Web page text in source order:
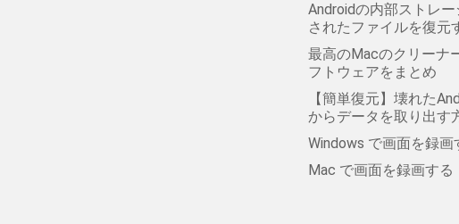
Androidの内部ストレ
されたファイルを復元
最高のMacのクリーナ
フトウェアをまとめ
【簡単復元】壊れた
からデータを取り出す
Windows で画面を録画
Mac で画面を録画する